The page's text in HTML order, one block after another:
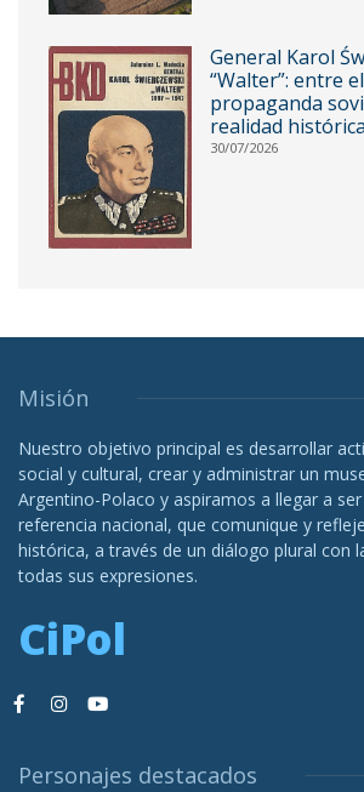
General Karol
“Walter”: entre
propaganda
realidad histórica
30/07/2026
Misión
Nuestro objetivo principal es desarrollar
social y cultural, crear y administrar un
Argentino-Polaco y aspiramos a llegar a
referencia nacional, que comunique y
histórica, a través de un diálogo plural con
todas sus expresiones.
CiPol
Personajes destacados